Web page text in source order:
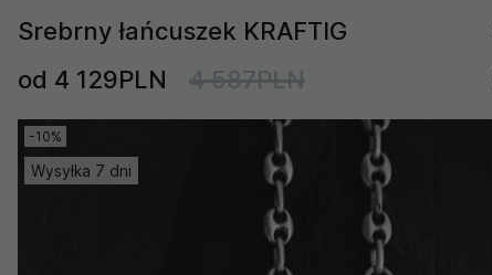
Srebrny łańcuszek KRAFTIG
od 4 129PLN
4 587PLN
-10%
Wysyłka 7 dni